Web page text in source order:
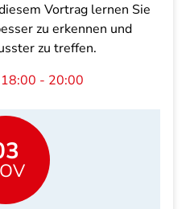
Vortrag lernen Sie
zu erkennen und
zu treffen.
- 20:00